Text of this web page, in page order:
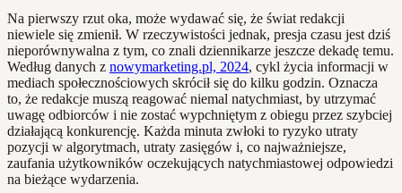
Na pierwszy rzut oka, może wydawać się, że świat redakcji
niewiele się zmienił. W rzeczywistości jednak, presja czasu jest dziś
nieporównywalna z tym, co znali dziennikarze jeszcze dekadę temu.
Według danych z nowymarketing.pl, 2024, cykl życia informacji w
mediach społecznościowych skrócił się do kilku godzin. Oznacza
to, że redakcje muszą reagować niemal natychmiast, by utrzymać
uwagę odbiorców i nie zostać wypchniętym z obiegu przez szybciej
działającą konkurencję. Każda minuta zwłoki to ryzyko utraty
pozycji w algorytmach, utraty zasięgów i, co najważniejsze,
zaufania użytkowników oczekujących natychmiastowej odpowiedzi
na bieżące wydarzenia.